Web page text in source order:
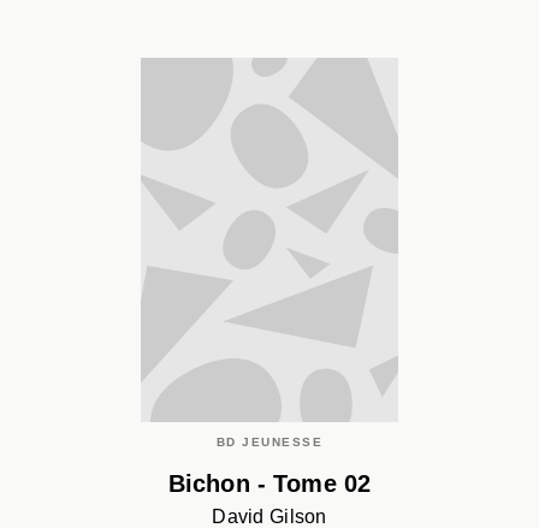
BD JEUNESSE
Bichon - Tome 02
David Gilson